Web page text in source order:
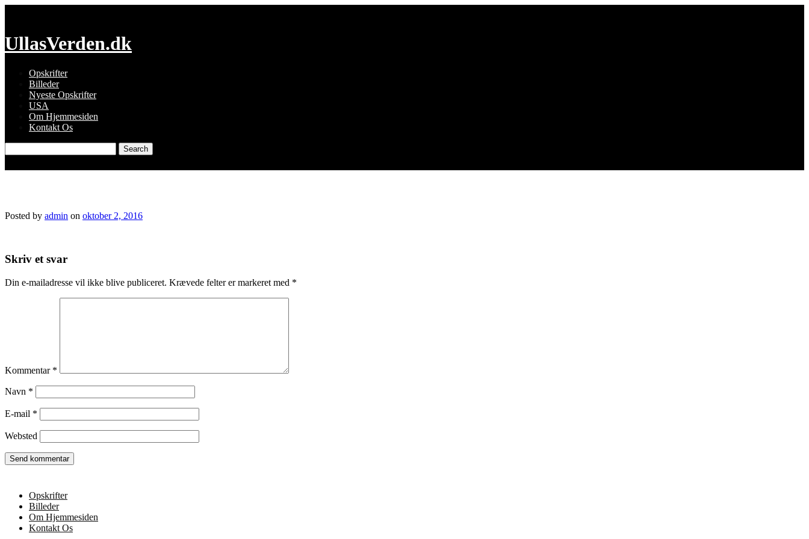
UllasVerden.dk
Opskrifter
Billeder
Nyeste Opskrifter
USA
Om Hjemmesiden
Kontakt Os
for:
Posted by admin on oktober 2, 2016
Skriv et svar
Din e-mailadresse vil ikke blive publiceret. Krævede felter er markeret med *
Kommentar *
Navn *
E-mail *
Websted
Opskrifter
Billeder
Om Hjemmesiden
Kontakt Os